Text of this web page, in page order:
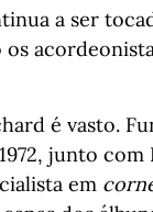
a ser
é vasto.
junto
em